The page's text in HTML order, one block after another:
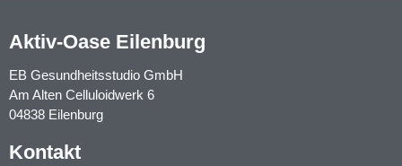
Aktiv-Oase Eilenburg
EB Gesundheitsstudio GmbH
Am Alten Celluloidwerk 6
04838 Eilenburg
Kontakt